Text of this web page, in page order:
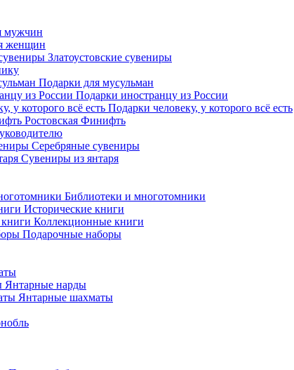
мужчин
женщин
Златоустовские сувениры
Подарки для мусульман
Подарки иностранцу из России
Подарки человеку, у которого всё есть
Ростовская Финифть
Серебряные сувениры
Сувениры из янтаря
Библиотеки и многотомники
Исторические книги
Коллекционные книги
Подарочные наборы
Янтарные нарды
Янтарные шахматы